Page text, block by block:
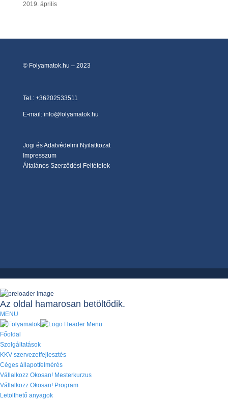
2019. április
© Folyamatok.hu – 2023
Tel.: +36202533511
E-mail: info@folyamatok.hu
Jogi és Adatvédelmi Nyilatkozat
Impresszum
Általános Szerződési Feltételek
Az oldal hamarosan betöltődik.
MENU
Főoldal
Szolgáltatások
KKV szervezetfejlesztés
Céges állapotfelmérés
Vállalkozz Okosan! Mesterkurzus
Vállalkozz Okosan! Program
Letölthető anyagok